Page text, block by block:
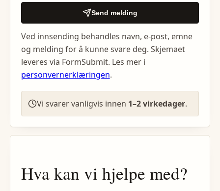
Send melding
Ved innsending behandles navn, e-post, emne
og melding for å kunne svare deg. Skjemaet
leveres via FormSubmit. Les mer i
personvernerklæringen.
Vi svarer vanligvis innen 1–2 virkedager.
Hva kan vi hjelpe med?